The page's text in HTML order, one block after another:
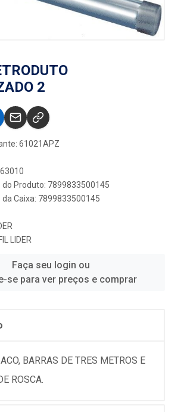
2
61021APZ
do Produto: 7899833500145
Caixa: 7899833500145
LIDER
Faça seu login ou
se para ver preços e comprar
BARRAS DE TRES METROS E
ROSCA.